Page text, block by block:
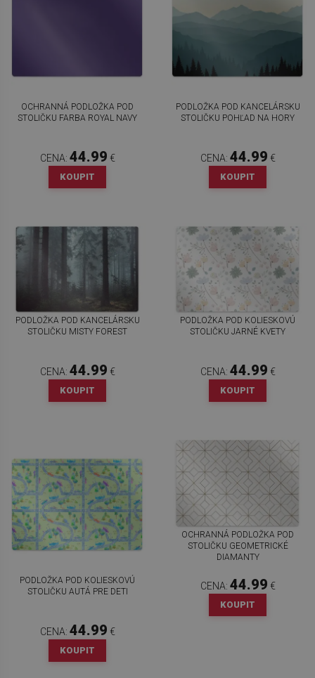
OCHRANNÁ PODLOŽKA POD
STOLIČKU FARBA ROYAL NAVY
CENA: 44.99 €
KOUPIT
PODLOŽKA POD KANCELÁRSKU
STOLIČKU POHĽAD NA HORY
CENA: 44.99 €
KOUPIT
PODLOŽKA POD KANCELÁRSKU
STOLIČKU MISTY FOREST
CENA: 44.99 €
KOUPIT
PODLOŽKA POD KOLIESKOVÚ
STOLIČKU JARNÉ KVETY
CENA: 44.99 €
KOUPIT
PODLOŽKA POD KOLIESKOVÚ
STOLIČKU AUTÁ PRE DETI
CENA: 44.99 €
KOUPIT
OCHRANNÁ PODLOŽKA POD
STOLIČKU GEOMETRICKÉ
DIAMANTY
CENA: 44.99 €
KOUPIT